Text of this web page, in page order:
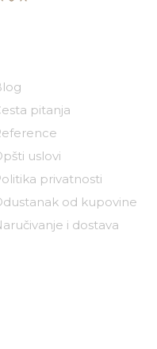
pitanja
uslovi
privatnosti
od kupovine
i dostava